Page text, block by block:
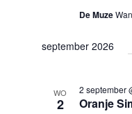
De Muze
september 2026
WO
2 Oranje
2 september